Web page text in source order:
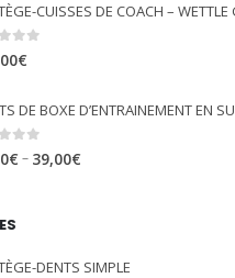
CUISSES DE COACH – WETTLE
of 5
€
of 5
€ – 39,00€
DENTS SIMPLE